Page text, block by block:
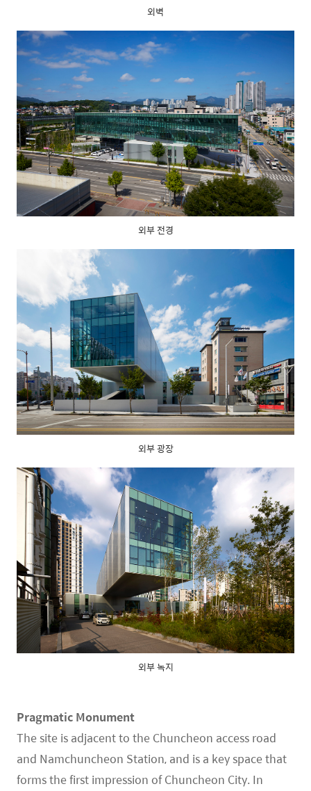
외벽
외부 전경
외부 광장
외부 녹지
Pragmatic Monument
The site is adjacent to the Chuncheon access road
and Namchuncheon Station, and is a key space that
forms the first impression of Chuncheon City. In